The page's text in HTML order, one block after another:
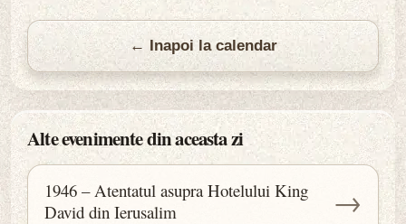
← Inapoi la calendar
Alte evenimente din aceasta zi
1946 – Atentatul asupra Hotelului King
David din Ierusalim
→